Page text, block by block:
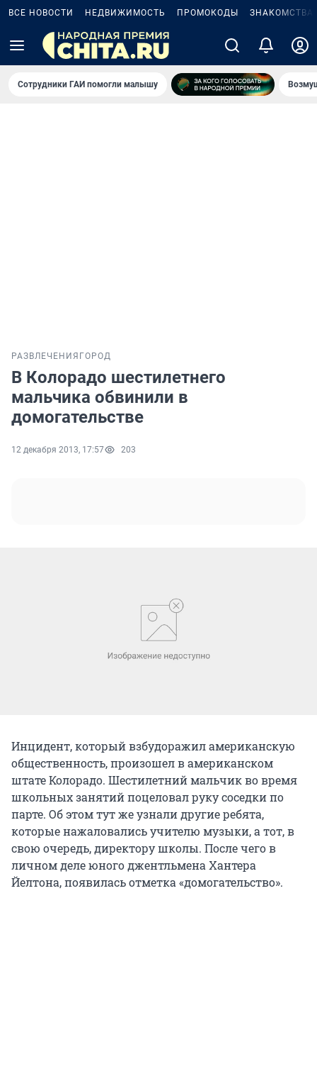
ВСЕ НОВОСТИ НЕДВИЖИМОСТЬ ПРОМОКОДЫ ЗНАКОМСТВА
Сотрудники ГАИ помогли малышу
РАЗВЛЕЧЕНИЯ ГОРОД
В Колорадо шестилетнего
мальчика обвинили в
домогательстве
12 декабря 2013, 17:57 203
Инцидент, который взбудоражил американскую
общественность, произошел в американском
штате Колорадо. Шестилетний мальчик во время
школьных занятий поцеловал руку соседки по
парте. Об этом тут же узнали другие ребята,
которые нажаловались учителю музыки, а тот, в
свою очередь, директору школы. После чего в
личном деле юного джентльмена Хантера
Йелтона, появилась отметка «домогательство».